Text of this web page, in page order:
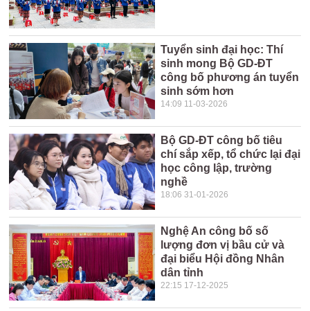
Tuyển sinh đại học: Thí
sinh mong Bộ GD-ĐT
công bố phương án tuyển
sinh sớm hơn
14:09 11-03-2026
Bộ GD-ĐT công bố tiêu
chí sắp xếp, tổ chức lại đại
học công lập, trường
nghề
18:06 31-01-2026
Nghệ An công bố số
lượng đơn vị bầu cử và
đại biểu Hội đồng Nhân
dân tỉnh
22:15 17-12-2025